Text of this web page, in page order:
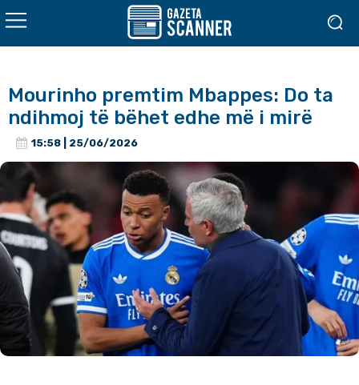
Mourinho premtim Mbappes: Do ta
ndihmoj të bëhet edhe më i mirë
15:58 | 25/06/2026